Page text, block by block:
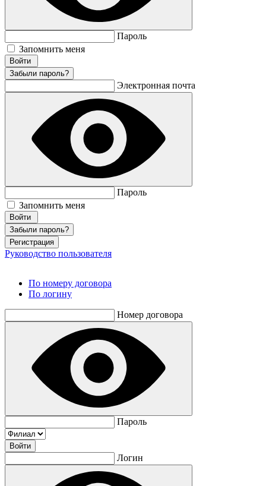
Пароль
Запомнить меня
Забыли пароль?
Электронная почта
Пароль
Запомнить меня
Забыли пароль?
Регистрация
Руководство пользователя
По номеру договора
По логину
Номер договора
Пароль
Логин